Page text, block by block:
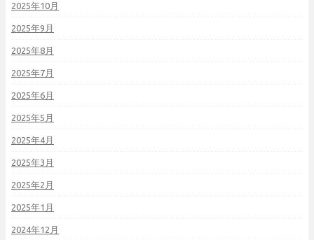
2025年10月
2025年9月
2025年8月
2025年7月
2025年6月
2025年5月
2025年4月
2025年3月
2025年2月
2025年1月
2024年12月